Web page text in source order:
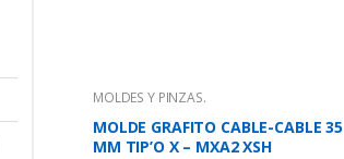
MOLDES Y PINZAS.
MOLDE GRAFITO CABLE-CABLE 35
MM TIP’O X – MXA2 XSH